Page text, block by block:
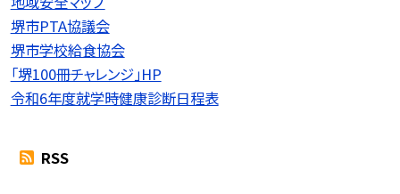
堺市PTA協議会
堺市学校給食協会
「堺100冊チャレンジ」HP
令和6年度就学時健康診断日程表
RSS